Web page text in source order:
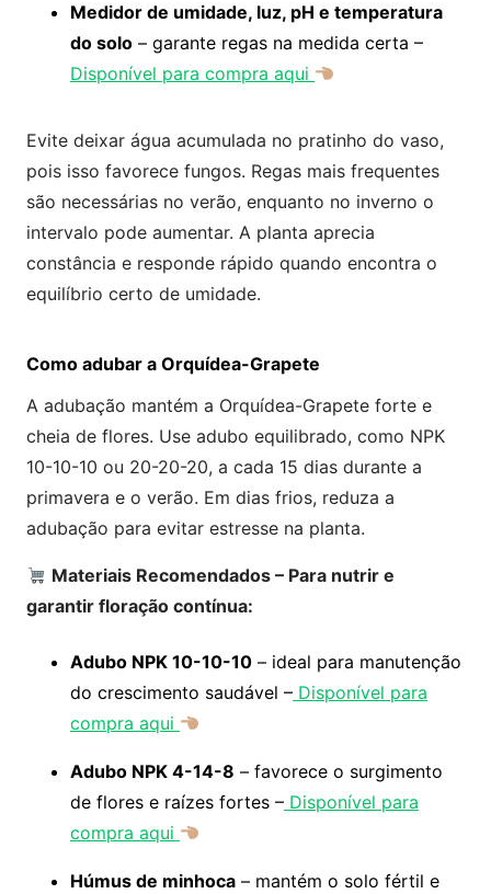
Medidor de umidade, luz, pH e temperatura
do solo – garante regas na medida certa –
Disponível para compra aqui
Evite deixar água acumulada no pratinho do vaso,
pois isso favorece fungos. Regas mais frequentes
são necessárias no verão, enquanto no inverno o
intervalo pode aumentar. A planta aprecia
constância e responde rápido quando encontra o
equilíbrio certo de umidade.
Como adubar a Orquídea-Grapete
A adubação mantém a Orquídea-Grapete forte e
cheia de flores. Use adubo equilibrado, como NPK
10-10-10 ou 20-20-20, a cada 15 dias durante a
primavera e o verão. Em dias frios, reduza a
adubação para evitar estresse na planta.
Materiais Recomendados – Para nutrir e
garantir floração contínua:
Adubo NPK 10-10-10 – ideal para manutenção
do crescimento saudável – Disponível para
compra aqui
Adubo NPK 4-14-8 – favorece o surgimento
de flores e raízes fortes – Disponível para
compra aqui
Húmus de minhoca – mantém o solo fértil e